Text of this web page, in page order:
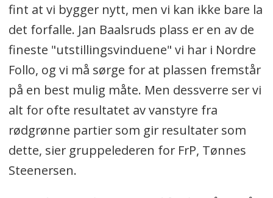
fint at vi bygger nytt, men vi kan ikke bare la
det forfalle. Jan Baalsruds plass er en av de
fineste "utstillingsvinduene" vi har i Nordre
Follo, og vi må sørge for at plassen fremstår
på en best mulig måte. Men dessverre ser vi
alt for ofte resultatet av vanstyre fra
rødgrønne partier som gir resultater som
dette, sier gruppelederen for FrP, Tønnes
Steenersen.